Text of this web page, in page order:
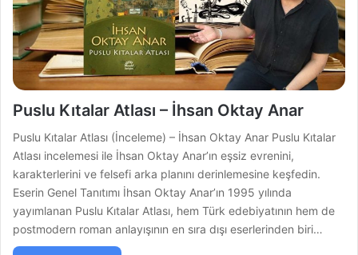
Puslu Kıtalar Atlası – İhsan Oktay Anar
Puslu Kıtalar Atlası (İnceleme) – İhsan Oktay Anar Puslu Kıtalar
Atlası incelemesi ile İhsan Oktay Anar’ın eşsiz evrenini,
karakterlerini ve felsefi arka planını derinlemesine keşfedin.
Eserin Genel Tanıtımı İhsan Oktay Anar’ın 1995 yılında
yayımlanan Puslu Kıtalar Atlası, hem Türk edebiyatının hem de
postmodern roman anlayışının en sıra dışı eserlerinden biri…